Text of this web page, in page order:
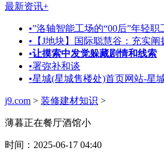
最新资讯+
•”洛轴智能工场的“00后”年轻职
• 【J地块】国际聪慧谷：充实
•让摸索中发觉躲藏剧情和线索
•署弥补和谈
•星城(星城售楼处)首页网站-星
j9.com > 装修建材知识 >
薄暮正在餐厅酒馆小
时间：2025-06-17 04:40